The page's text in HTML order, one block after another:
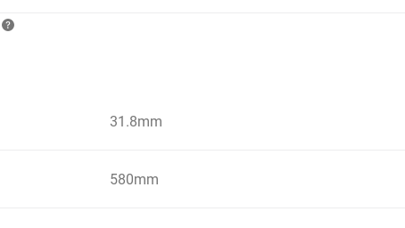
31.8mm
580mm